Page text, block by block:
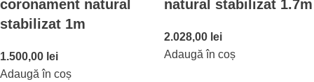
coronament natural
stabilizat 1m
1.500,00 lei
Adaugă în coș
natural stabilizat 1.7m
2.028,00 lei
Adaugă în coș